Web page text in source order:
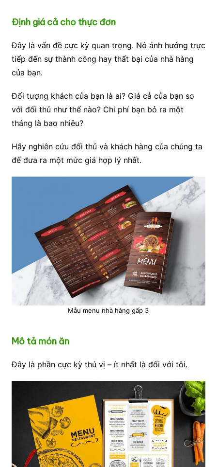
Định giá cả cho thực đơn
Đây là vấn đề cực kỳ quan trọng. Nó ảnh hưởng trực
tiếp đến sự thành công hay thất bại của nhà hàng
của bạn.
Đối tượng khách của bạn là ai? Giá cả của bạn so
với đối thủ như thế nào? Chi phí bạn bỏ ra một
tháng là bao nhiêu?
Hãy nghiên cứu đối thủ và khách hàng của chúng ta
để đưa ra một mức giá hợp lý nhất.
Mẫu menu nhà hàng gấp 3
Mô tả món ăn
Đây là phần cực kỳ thú vị – ít nhất là đối với tôi.